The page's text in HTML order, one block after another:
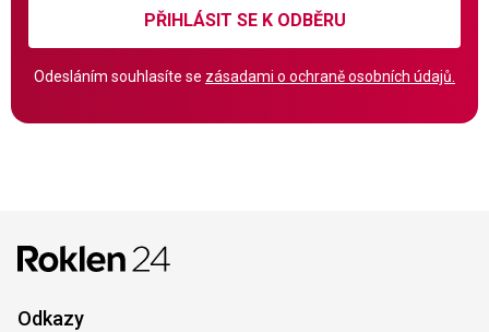
PŘIHLÁSIT SE K ODBĚRU
Odesláním souhlasíte se zásadami o ochraně osobních údajů.
Odkazy